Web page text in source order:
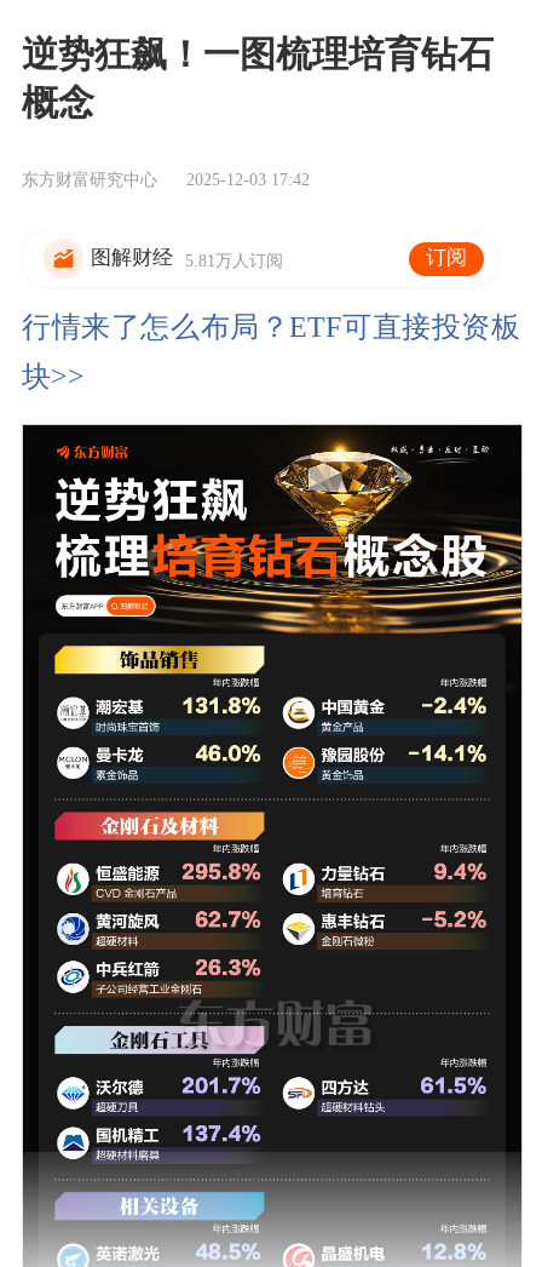
逆势狂飙！一图梳理培育钻石
概念
东方财富研究中心 2025-12-03 17:42
图解财经 5.81万人订阅 订阅
行情来了怎么布局？ETF可直接投资板
块>>